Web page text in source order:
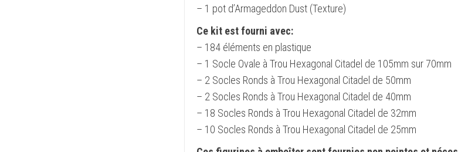
– 1 pot d’Armageddon Dust (Texture)
Ce kit est fourni avec:
– 184 éléments en plastique
– 1 Socle Ovale à Trou Hexagonal Citadel de 105mm sur 70mm
– 2 Socles Ronds à Trou Hexagonal Citadel de 50mm
– 2 Socles Ronds à Trou Hexagonal Citadel de 40mm
– 18 Socles Ronds à Trou Hexagonal Citadel de 32mm
– 10 Socles Ronds à Trou Hexagonal Citadel de 25mm